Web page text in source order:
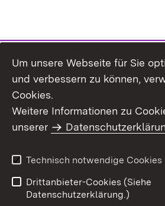
Benutzungshinweise
Um unsere Webseite für Sie
und verbessern zu können,
Cookies.
Weitere Informationen zu
unserer
Technisch notwendige Cookies
Drittanbieter-Cookies (Siehe
Datenschutzerklärung.)